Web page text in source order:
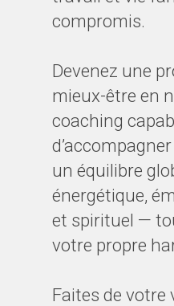
compromis.
Devenez une
mieux-être en
coaching
un équilibre
énergétique,
et spirituel —
votre propre
Faites de votre